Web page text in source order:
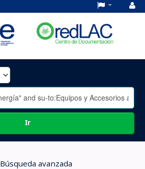
Ir
Búsqueda avanzada